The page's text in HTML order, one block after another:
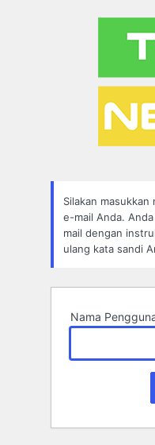
Silakan masukkan
e-mail Anda.
mail dengan
ulang kata sandi
Nama